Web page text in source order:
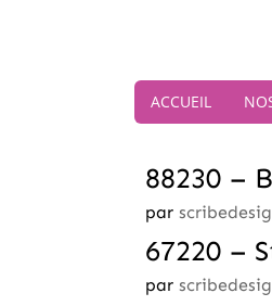
ACCUEIL
88230 –
par
67220 –
par